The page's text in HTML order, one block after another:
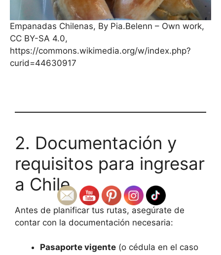
Empanadas Chilenas, By Pia.Belenn – Own work,
CC BY-SA 4.0,
https://commons.wikimedia.org/w/index.php?
curid=44630917
2. Documentación y
requisitos para ingresar
a Chile
Antes de planificar tus rutas, asegúrate de
contar con la documentación necesaria:
Pasaporte vigente (o cédula en el caso